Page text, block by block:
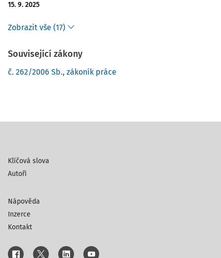
15. 9. 2025
Zobrazit vše (17)
Související zákony
č. 262/2006 Sb., zákoník práce
Klíčová slova
Autoři
Nápověda
Inzerce
Kontakt